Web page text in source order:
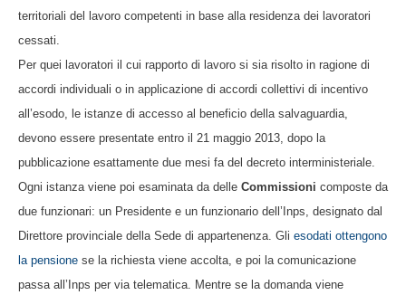
territoriali del lavoro competenti in base alla residenza dei lavoratori
cessati.
Per quei lavoratori il cui rapporto di lavoro si sia risolto in ragione di
accordi individuali o in applicazione di accordi collettivi di incentivo
all’esodo, le istanze di accesso al beneficio della salvaguardia,
devono essere presentate entro il 21 maggio 2013, dopo la
pubblicazione esattamente due mesi fa del decreto interministeriale.
Ogni istanza viene poi esaminata da delle Commissioni composte da
due funzionari: un Presidente e un funzionario dell’Inps, designato dal
Direttore provinciale della Sede di appartenenza. Gli esodati ottengono
la pensione se la richiesta viene accolta, e poi la comunicazione
passa all’Inps per via telematica. Mentre se la domanda viene